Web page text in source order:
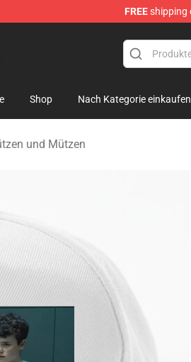
FREEshipping
Shop Nach Kategorie einkaufen
und Mützen